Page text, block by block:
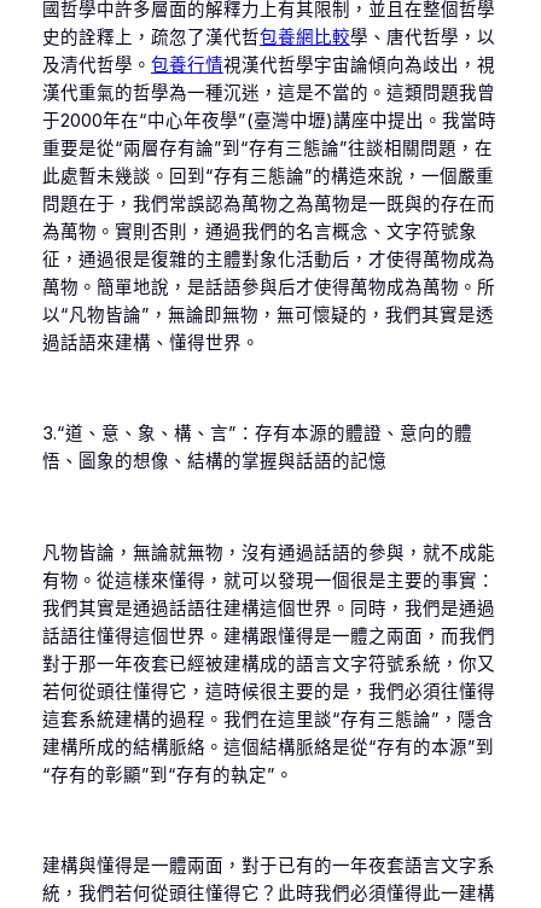
國哲學中許多層面的解釋力上有其限制，並且在整個哲學
史的詮釋上，疏忽了漢代哲包養網比較學、唐代哲學，以
及清代哲學。 包養行情視漢代哲學宇宙論傾向為歧出，視
漢代重氣的哲學為一種沉迷，這是不當的。這類問題我曾
于2000年在“中心年夜學”(臺灣中壢)講座中提出。我當時
重要是從“兩層存有論”到“存有三態論”往談相關問題，在
此處暫未幾談。回到“存有三態論”的構造來說，一個嚴重
問題在于，我們常誤認為萬物之為萬物是一既與的存在而
為萬物。實則否則，通過我們的名言概念、文字符號象
征，通過很是復雜的主體對象化活動后，才使得萬物成為
萬物。簡單地說，是話語參與后才使得萬物成為萬物。所
以“凡物皆論”，無論即無物，無可懷疑的，我們其實是透
過話語來建構、懂得世界。
3.“道、意、象、構、言”：存有本源的體證、意向的體
悟、圖象的想像、結構的掌握與話語的記憶
凡物皆論，無論就無物，沒有通過話語的參與，就不成能
有物。從這樣來懂得，就可以發現一個很是主要的事實：
我們其實是通過話語往建構這個世界。同時，我們是通過
話語往懂得這個世界。建構跟懂得是一體之兩面，而我們
對于那一年夜套已經被建構成的語言文字符號系統，你又
若何從頭往懂得它，這時候很主要的是，我們必須往懂得
這套系統建構的過程。我們在這里談“存有三態論”，隱含
建構所成的結構脈絡。這個結構脈絡是從“存有的本源”到
“存有的彰顯”到“存有的執定”。
建構與懂得是一體兩面，對于已有的一年夜套語言文字系
統，我們若何從頭往懂得它？此時我們必須懂得此一建構